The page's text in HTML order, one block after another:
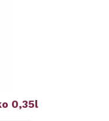
0,35l